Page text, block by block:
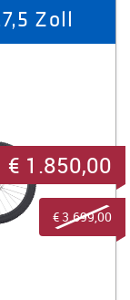
Zoll
€ 1.850,00
€ 3.699,00